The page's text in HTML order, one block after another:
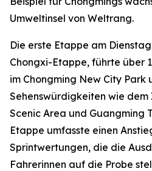
Umweltinsel von Weltrang.
Die erste Etappe am
Chongxi-Etappe, führte über
im Chongming New City Park
Sehenswürdigkeiten wie dem
Scenic Area und Guangming
Etappe umfasste einen
Sprintwertungen, die die
Fahrerinnen auf die Probe